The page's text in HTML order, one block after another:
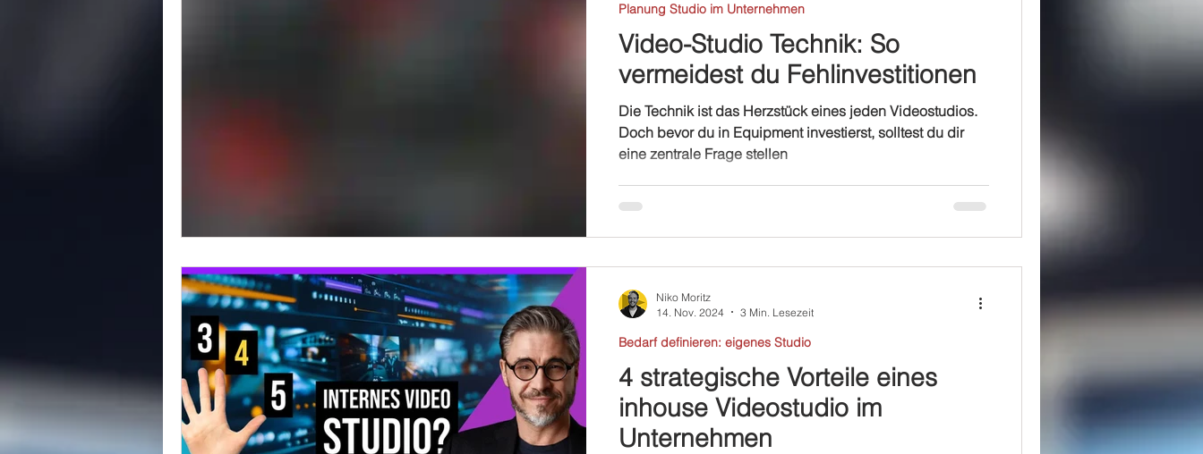
Video-Studio Technik: So
vermeidest du Fehlinvestitionen
Die Technik ist das Herzstück eines jeden Videostudios.
Doch bevor du in Equipment investierst, solltest du dir
eine zentrale Frage stellen
Planung Studio im Unternehmen
4 strategische Vorteile eines
inhouse Videostudio im
Unternehmen
Bedarf definieren: eigenes Studio
Niko Moritz
14. Nov. 2024
3 Min. Lesezeit